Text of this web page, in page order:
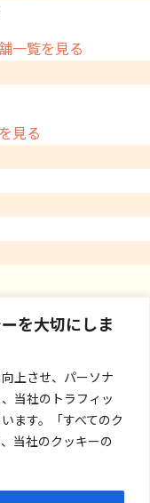
を大切にしま
上させ、パーソナ
当社のトラフィッ
ます。「すべてのク
当社のクッキーの
一覧を見る
見る